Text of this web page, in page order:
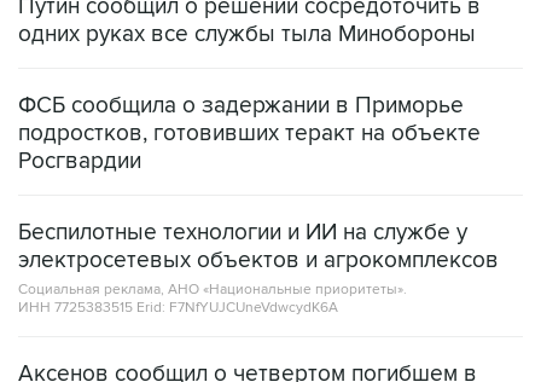
ФСБ сообщила о задержании в Приморье
Росгвардии
Беспилотные технологии и ИИ на службе у
Социальная реклама, АНО «Национальные приоритеты».
ИНН 7725383515 Erid: F7NfYUJCUneVdwcydK6A
Аксенов сообщил о четвертом погибшем в